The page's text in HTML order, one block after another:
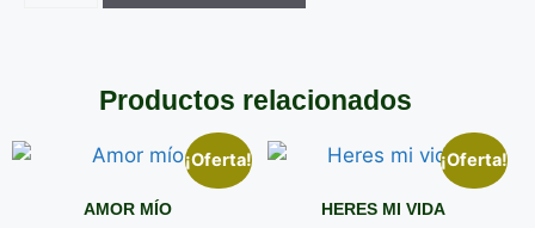
Productos relacionados
¡Oferta!
AMOR MÍO
¡Oferta!
HERES MI VIDA